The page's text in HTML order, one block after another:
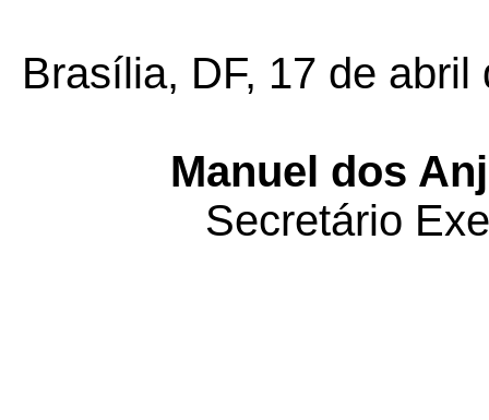
Brasília, DF, 17 de abril
Manuel dos
Secretário